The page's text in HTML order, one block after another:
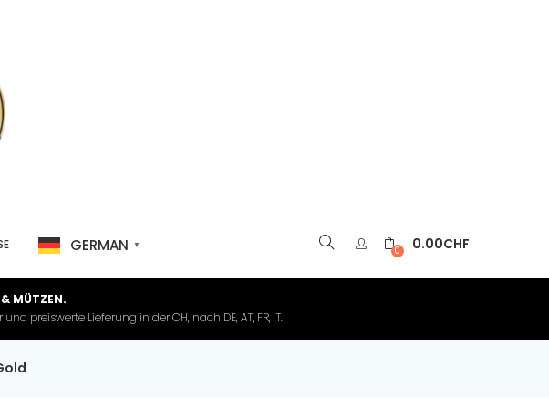
GERMAN ▼ 0 0.00CHF
& MÜTZEN.
preiswerte Lieferung in der CH, nach DE, AT, FR, IT.